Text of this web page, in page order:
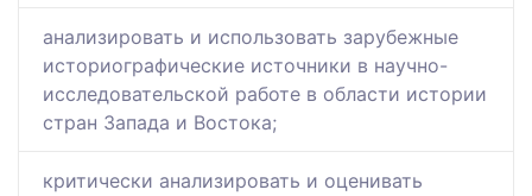
анализировать и использовать зарубежные
историографические источники в научно-
исследовательской работе в области истории
стран Запада и Востока;
критически анализировать и оценивать